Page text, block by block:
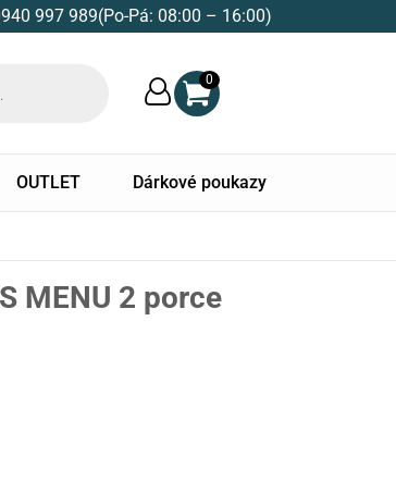
997 989(Po-Pá: 08:00 – 16:00)
0
OUTLET Dárkové poukazy
MENU 2 porce